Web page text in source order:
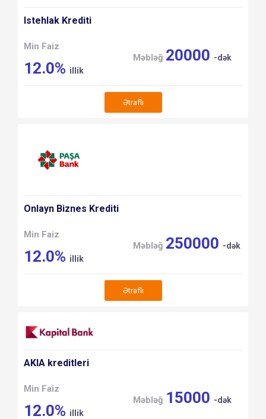
Istehlak Krediti
Min Faiz
12.0% illik
Məbləğ 20000 -dək
Ətraflı
Onlayn Biznes Krediti
Min Faiz
12.0% illik
Məbləğ 250000 -dək
Ətraflı
AKIA kreditleri
Min Faiz
12.0% illik
Məbləğ 15000 -dək